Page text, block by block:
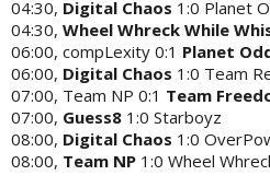
04:30, Digital Chaos 1:0 Planet
04:30, Wheel Whreck While
06:00, compLexity 0:1 Planet
06:00, Digital Chaos 1:0 Team
07:00, Team NP 0:1 Team
07:00, Guess8 1:0 Starboyz
08:00, Digital Chaos 1:0
08:00, Team NP 1:0 Wheel